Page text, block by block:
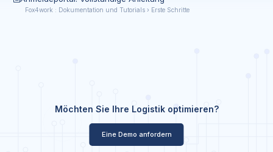
Fox4work : Dokumentation und Tutorials › Erste Schritte
Möchten Sie Ihre Logistik optimieren?
Eine Demo anfordern